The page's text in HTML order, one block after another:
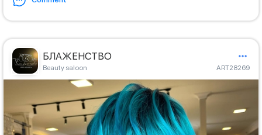
БЛАЖЕНСТВО
Beauty saloon ART28269